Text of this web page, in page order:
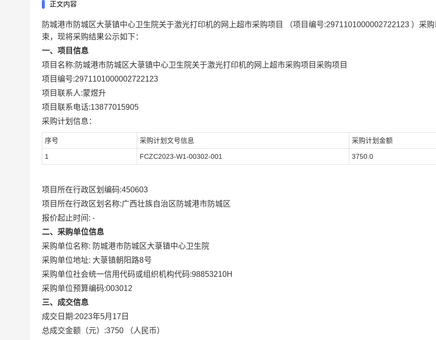
正文内容
防城港市防城区大菉镇中心卫生院关于激光打印机的网上超市采购项目 （项目编号:2971101000002722123 ）采
束，现将采购结果公示如下：
一、项目信息
项目名称: 防城港市防城区大菉镇中心卫生院关于激光打印机的网上超市采购项目 采购项目
项目编号:2971101000002722123
项目联系人:蒙煜升
项目联系电话:13877015905
采购计划信息：
序号 采购计划文号信息 采购计划金额
1 FCZC2023-W1-00302-001 3750.0
项目所在行政区划编码:450603
项目所在行政区划名称:广西壮族自治区防城港市防城区
报价起止时间: -
二、采购单位信息
采购单位名称: 防城港市防城区大菉镇中心卫生院
采购单位地址: 大菉镇朝阳路8号
采购单位社会统一信用代码或组织机构代码:98853210H
采购单位预算编码:003012
三、成交信息
成交日期:2023年5月17日
总成交金额（元）:3750 （人民币）